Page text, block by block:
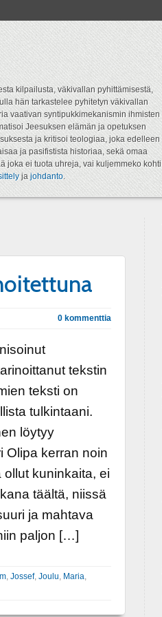
kilpailusta, väkivallan pyhittämisestä,
hän tarkastelee pyhitetyn väkivallan
vaativan syntipukkimekanismin ihmisten
Jeesuksen elämän ja opetuksen
ja kritisoi teologiaa, joka edelleen
ja pasifistista historiaa, sekä omaa
joka ei tuota uhreja, vai kuljemmeko kohti
jajohdanto.
0 kommenttia
tekstin
teksti on
tulkintaani.
löytyy
Olipa kerran noin
kuninkaita, ei
täältä, niissä
ja mahtava
paljon […]
, Jossef, Joulu Maria